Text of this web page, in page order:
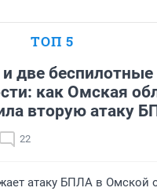
ТОП 5
две беспилотные
как Омская
вторую атаку
22
атаку БПЛА в Омской